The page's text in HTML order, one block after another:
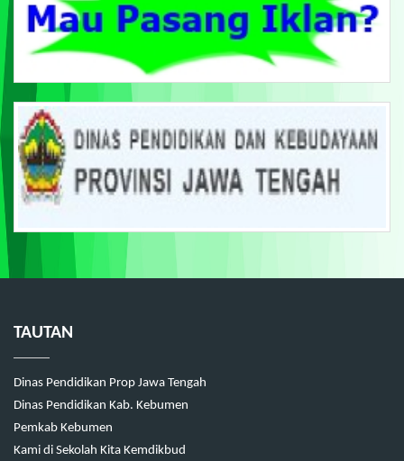
TAUTAN
Dinas Pendidikan Prop Jawa Tengah
Dinas Pendidikan Kab. Kebumen
Pemkab Kebumen
Kami di Sekolah Kita Kemdikbud